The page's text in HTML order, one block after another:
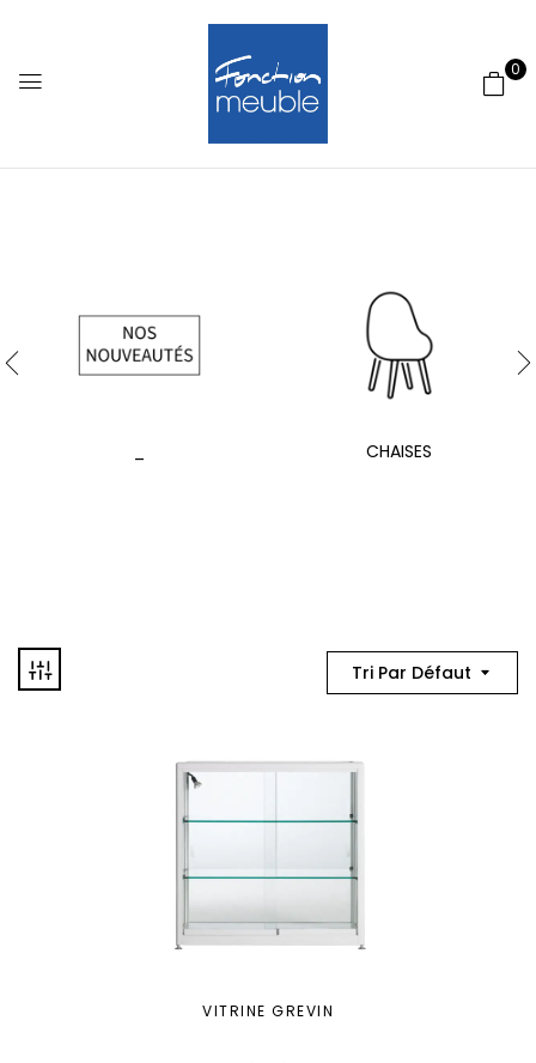
0
CHAISES
Tri Par Défaut
VITRINE GREVIN